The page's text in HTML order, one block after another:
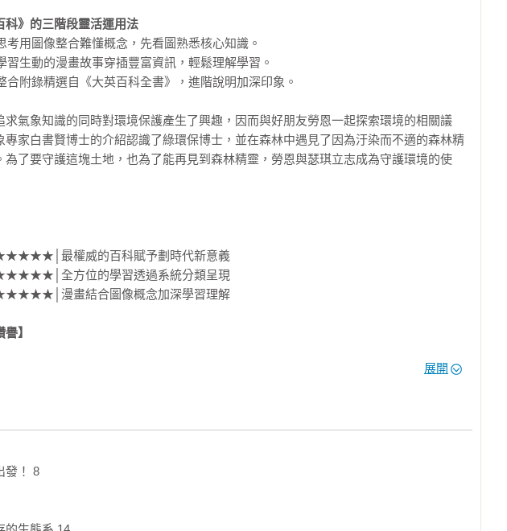
科》的三階段靈活運用法
考用圖像整合難懂概念，先看圖熟悉核心知識。
習生動的漫畫故事穿插豐富資訊，輕鬆理解學習。
合附錄精選自《大英百科全書》，進階說明加深印象。
求氣象知識的同時對環境保護產生了興趣，因而與好朋友勞恩一起探索環境的相關議
專家白書賢博士的介紹認識了綠環保博士，並在森林中遇見了因為汙染而不適的森林精
為了要守護這塊土地，也為了能再見到森林精靈，勞恩與瑟琪立志成為守護環境的使
最權威的百科賦予劃時代新意義
全方位的學習透過系統分類呈現
漫畫結合圖像概念加深學習理解
】
故事漫畫囉？！
本書如此的全面
時所要的趣味、充實的知識內容讓爸媽十分放心
畫
百科
展開
發！ 8